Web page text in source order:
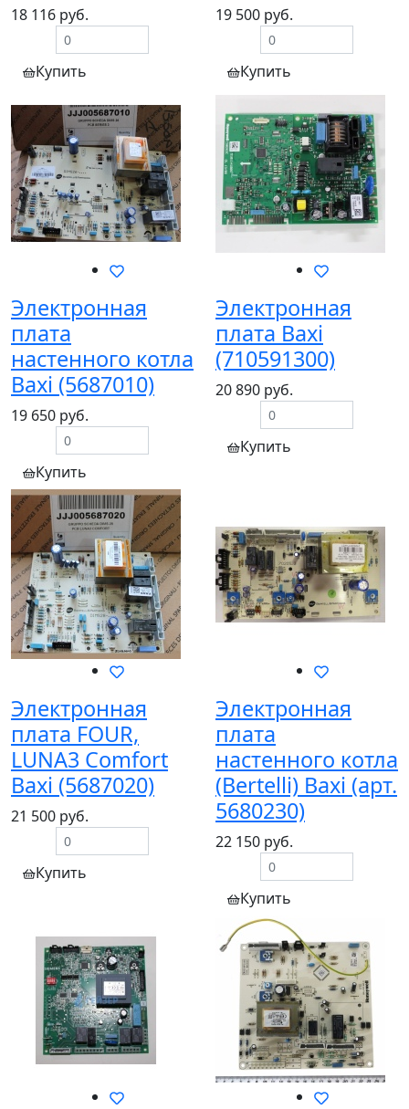
18 116 руб.
Купить
19 500 руб.
Купить
Электронная
плата
настенного котла
Baxi (5687010)
19 650 руб.
Купить
Электронная
плата Baxi
(710591300)
20 890 руб.
Купить
Электронная
плата FOUR,
LUNA3 Comfort
Baxi (5687020)
21 500 руб.
Купить
Электронная
плата
настенного котла
(Bertelli) Baxi (арт.
5680230)
22 150 руб.
Купить